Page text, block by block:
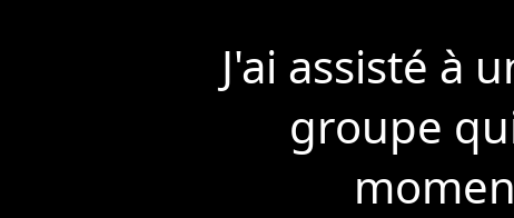
J'ai assisté à
groupe